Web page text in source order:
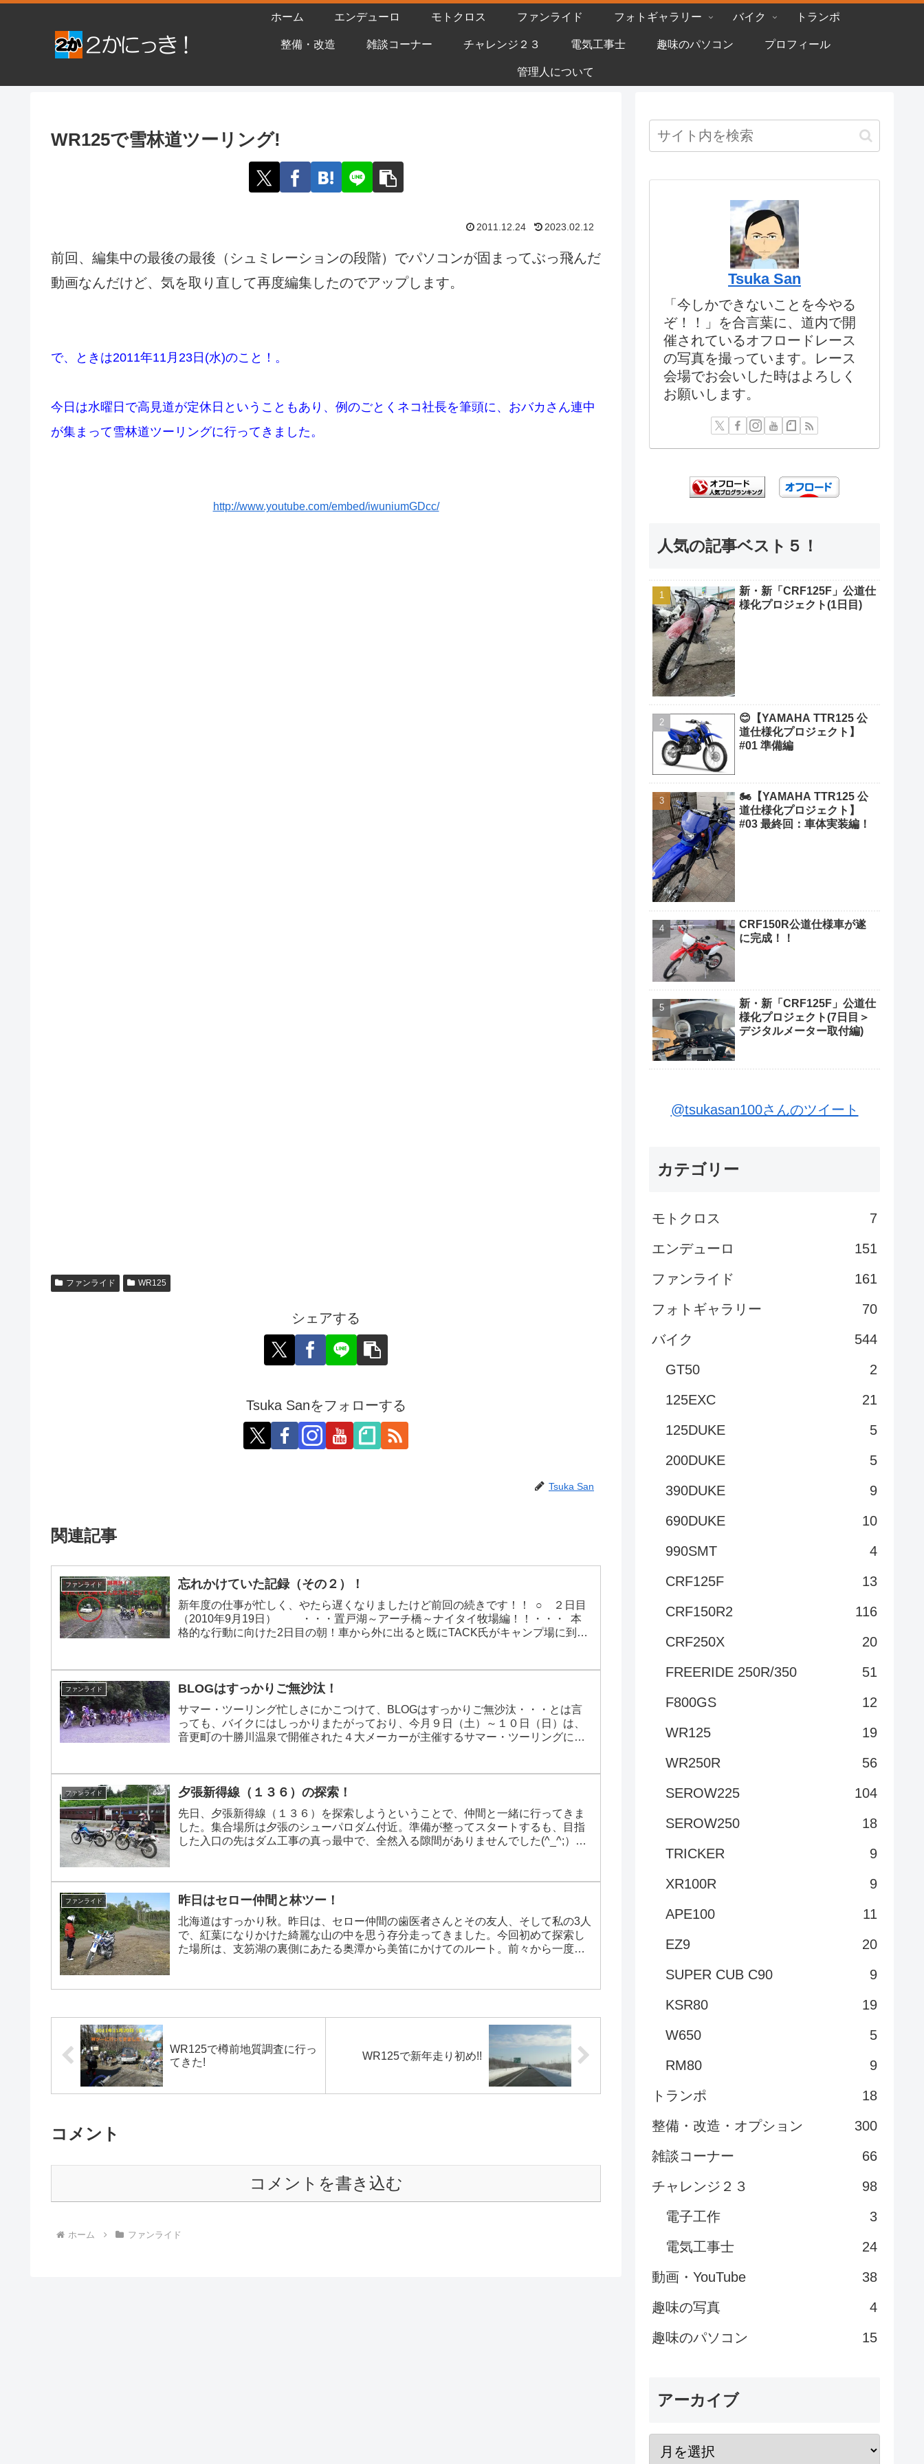
ホーム エンデューロ モトクロス ファンライド フォトギャラリー バイク トランポ
整備・改造 雑談コーナー チャレンジ２３ 電気工事士 趣味のパソコン プロフィール
管理人について
WR125で雪林道ツーリング!
2011.12.24 2023.02.12
前回、編集中の最後の最後（シュミレーションの段階）でパソコンが固まってぶっ飛んだ
動画なんだけど、気を取り直して再度編集したのでアップします。
で、ときは2011年11月23日(水)のこと！。
今日は水曜日で高見道が定休日ということもあり、例のごとくネコ社長を筆頭に、おバカさん連中
が集まって雪林道ツーリングに行ってきました。
http://www.youtube.com/embed/iwuniumGDcc/
ファンライド WR125
シェアする
Tsuka Sanをフォローする
Tsuka San
関連記事
ファンライド 忘れかけていた記録（その２）！
新年度の仕事が忙しく、やたら遅くなりましたけど前回の続きです！！ ○ ２日目
（2010年9月19日） ・・・置戸湖～アーチ橋～ナイタイ牧場編！！・・・ 本
格的な行動に向けた2日目の朝！車から外に出ると既にTACK氏がキャンプ場に到着
ファンライド BLOGはすっかりご無沙汰！
サマー・ツーリング忙しさにかこつけて、BLOGはすっかりご無沙汰・・・とは言
っても、バイクにはしっかりまたがっており、今月９日（土）～１０日（日）は、
音更町の十勝川温泉で開催された４大メーカーが主催するサマー・ツーリングに
ファンライド 夕張新得線（１３６）の探索！
先日、夕張新得線（１３６）を探索しようということで、仲間と一緒に行ってきま
した。集合場所は夕張のシューパロダム付近。準備が整ってスタートするも、目指
した入口の先はダム工事の真っ最中で、全然入る隙間がありませんでした(^_^;）怖
ファンライド 昨日はセロー仲間と林ツー！
北海道はすっかり秋。昨日は、セロー仲間の歯医者さんとその友人、そして私の3人
で、紅葉になりかけた綺麗な山の中を思う存分走ってきました。今回初めて探索し
た場所は、支笏湖の裏側にあたる奥潭から美笛にかけてのルート。前々から一度行
WR125で樽前地質調査に行っ
てきた!
WR125で新年走り初め!!
コメント
コメントを書き込む
ホーム ファンライド
Tsuka San
「今しかできないことを今やる
ぞ！！」を合言葉に、道内で開
催されているオフロードレース
の写真を撮っています。レース
会場でお会いした時はよろしく
お願いします。
人気の記事ベスト５！
新・新「CRF125F」公道仕
様化プロジェクト(1日目)
😊【YAMAHA TTR125 公
道仕様化プロジェクト】
#01 準備編
🏍️【YAMAHA TTR125 公
道仕様化プロジェクト】
#03 最終回：車体実装編！
CRF150R公道仕様車が遂
に完成！！
新・新「CRF125F」公道仕
様化プロジェクト(7日目＞
デジタルメーター取付編)
@tsukasan100さんのツイート
カテゴリー
モトクロス
7
エンデューロ
151
ファンライド
161
フォトギャラリー
70
バイク
544
GT50
2
125EXC
21
125DUKE
5
200DUKE
5
390DUKE
9
690DUKE
10
990SMT
4
CRF125F
13
CRF150R2
116
CRF250X
20
FREERIDE 250R/350
51
F800GS
12
WR125
19
WR250R
56
SEROW225
104
SEROW250
18
TRICKER
9
XR100R
9
APE100
11
EZ9
20
SUPER CUB C90
9
KSR80
19
W650
5
RM80
9
トランポ
18
整備・改造・オプション
300
雑談コーナー
66
チャレンジ２３
98
電子工作
3
電気工事士
24
動画・YouTube
38
趣味の写真
4
趣味のパソコン
15
アーカイブ